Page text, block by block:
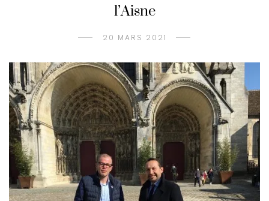
l’Aisne
20 MARS 2021